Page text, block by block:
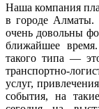
Наша компания
в городе
очень довольны
ближайшее
такого типа —
транспортно-
услуг,
события, на